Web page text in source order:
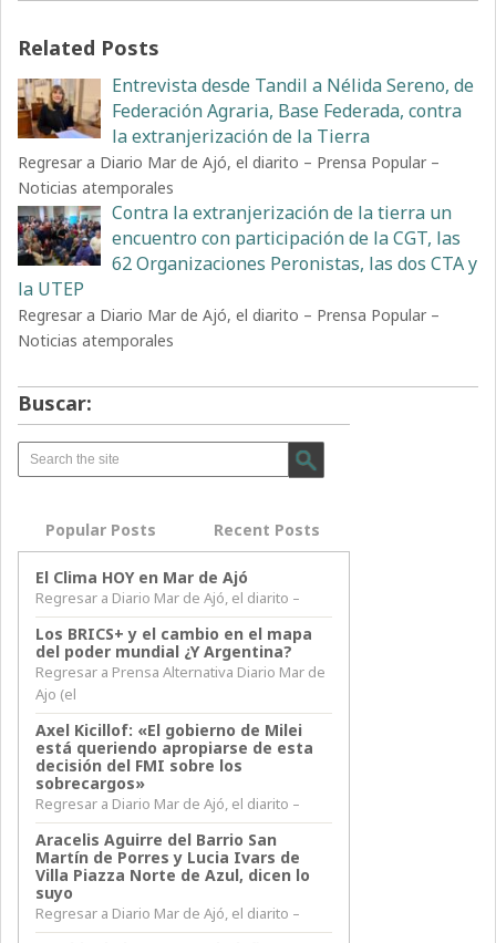
Related Posts
Entrevista desde Tandil a Nélida Sereno, de
Federación Agraria, Base Federada, contra
la extranjerización de la Tierra
Regresar a Diario Mar de Ajó, el diarito – Prensa Popular –
Noticias atemporales
Contra la extranjerización de la tierra un
encuentro con participación de la CGT, las
62 Organizaciones Peronistas, las dos CTA y
la UTEP
Regresar a Diario Mar de Ajó, el diarito – Prensa Popular –
Noticias atemporales
Buscar:
Popular Posts Recent Posts
El Clima HOY en Mar de Ajó
Regresar a Diario Mar de Ajó, el diarito –
Los BRICS+ y el cambio en el mapa
del poder mundial ¿Y Argentina?
Regresar a Prensa Alternativa Diario Mar de
Ajo (el
Axel Kicillof: «El gobierno de Milei
está queriendo apropiarse de esta
decisión del FMI sobre los
sobrecargos»
Regresar a Diario Mar de Ajó, el diarito –
Aracelis Aguirre del Barrio San
Martín de Porres y Lucia Ivars de
Villa Piazza Norte de Azul, dicen lo
suyo
Regresar a Diario Mar de Ajó, el diarito –